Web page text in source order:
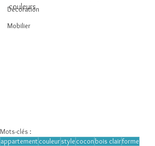
Décoration
Mobilier
couleurs
Mots-clés :
appartementcouleurstyle cocon bois clairforme